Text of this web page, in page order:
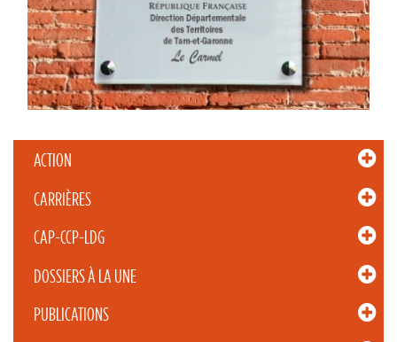
ACTION
CARRIÈRES
CAP-CCP-LDG
DOSSIERS À LA UNE
PUBLICATIONS